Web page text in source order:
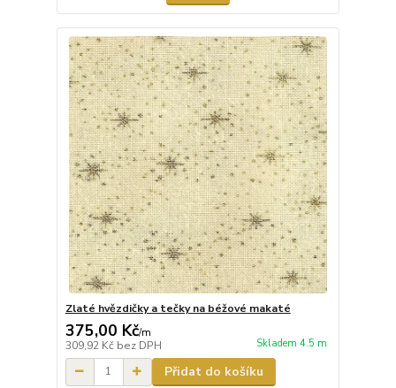
Zlaté hvězdičky a tečky na béžové makaté
375,00 Kč/m
309,92 Kč bez DPH Skladem 4.5 m
Přidat do košíku